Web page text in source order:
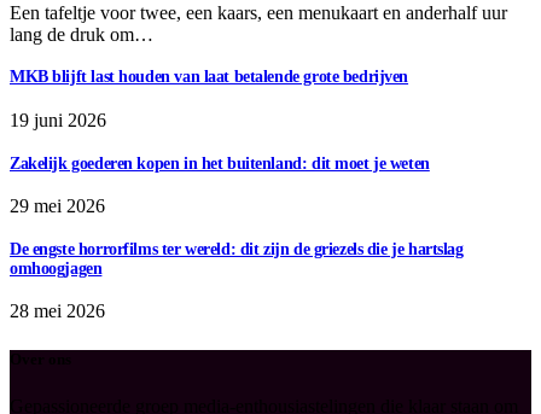
Een tafeltje voor twee, een kaars, een menukaart en anderhalf uur
lang de druk om…
MKB blijft last houden van laat betalende grote bedrijven
19 juni 2026
Zakelijk goederen kopen in het buitenland: dit moet je weten
29 mei 2026
De engste horrorfilms ter wereld: dit zijn de griezels die je hartslag
omhoogjagen
28 mei 2026